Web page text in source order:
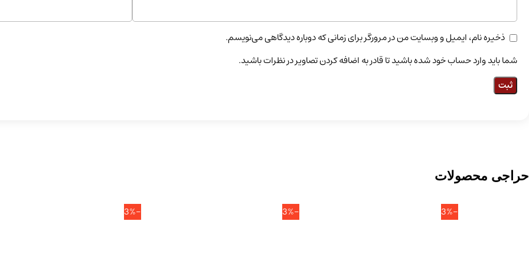
ذخیره نام، ایمیل و وبسایت من در مرورگر برای زمانی که دوباره دیدگاهی می‌نویسم.
شما باید وارد حساب خود شده باشید تا قادر به اضافه کردن تصاویر در نظرات باشید.
حراجی محصولات
-3%
-3%
-3%